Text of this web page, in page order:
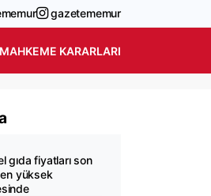
gazetememur
MAHKEME KARARLARI
gıda fiyatları son
en yüksek